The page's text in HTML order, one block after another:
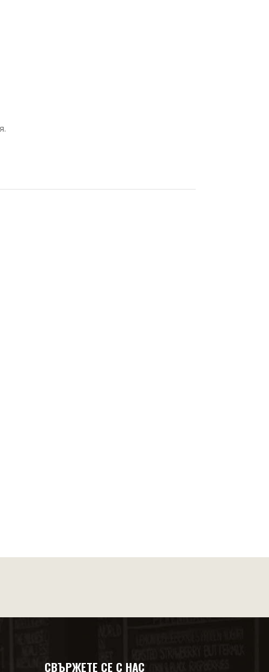
СВЪРЖЕТЕ СЕ С НАС